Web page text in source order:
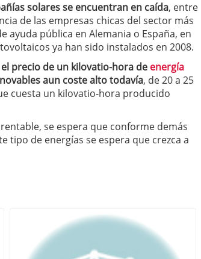
solares se encuentran en caída, entre
de las empresas chicas del sector más
ayuda pública en Alemania o España, en
ya han sido instalados en 2008.
el precio de un kilovatio-hora de energía
aun coste alto todavía, de 20 a 25
cuesta un kilovatio-hora producido
se espera que conforme demás
tipo de energías se espera que crezca a